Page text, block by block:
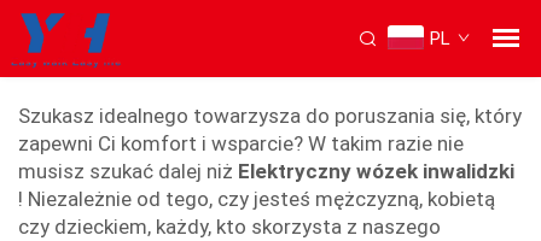
PL
wygodny wózek ręczny
Szukasz idealnego towarzysza do poruszania się, który
zapewni Ci komfort i wsparcie? W takim razie nie
musisz szukać dalej niż Elektryczny wózek inwalidzki
! Niezależnie od tego, czy jesteś mężczyzną, kobietą
czy dzieckiem, każdy, kto skorzysta z naszego